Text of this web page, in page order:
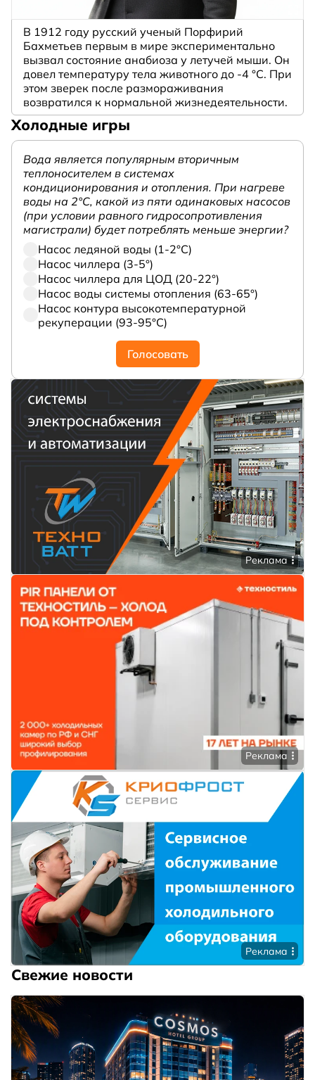
В 1912 году русский ученый Порфирий
Бахметьев первым в мире экспериментально
вызвал состояние анабиоза у летучей мыши. Он
довел температуру тела животного до -4 °C. При
этом зверек после размораживания
возвратился к нормальной жизнедеятельности.
Холодные игры
Вода является популярным вторичным
теплоносителем в системах
кондиционирования и отопления. При нагреве
воды на 2°С, какой из пяти одинаковых насосов
(при условии равного гидросопротивления
магистрали) будет потреблять меньше энергии?
Насос ледяной воды (1-2°С)
Насос чиллера (3-5°)
Насос чиллера для ЦОД (20-22°)
Насос воды системы отопления (63-65°)
Насос контура высокотемпературной
рекуперации (93-95°С)
Голосовать
Реклама
Реклама
Реклама
Свежие новости